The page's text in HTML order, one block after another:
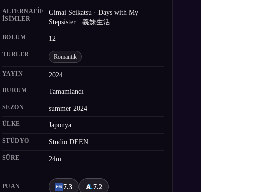
ALTERNATIF
ISIMLER
Gimai Seikatsu · Days with My
Stepsister · 義妹生活
BÖLÜM 12
TÜRLER Romantik
YAYIN 2024
DURUM Tamamlandı
SEZON summer 2024
ÜLKE Japonya
STÜDYO Studio DEEN
SÜRE 24m
PUAN 7.3 7.2